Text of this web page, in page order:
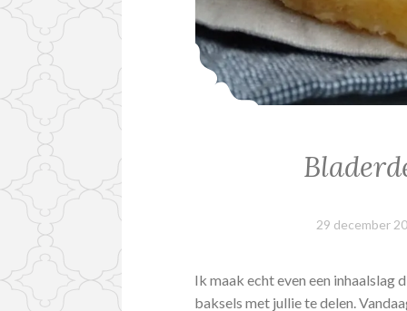
29 december
Ik maak echt even een
baksels met jullie te delen.